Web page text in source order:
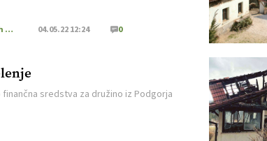
Iz naših krajev 04.05.22 12:24 0
finančna sredstva za družino iz Podgorja